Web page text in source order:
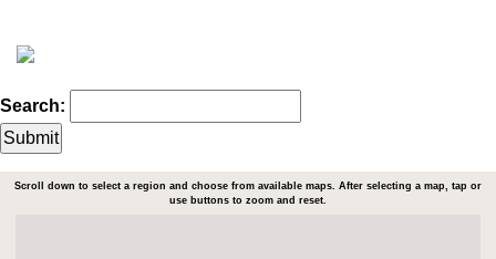
Search:
Scroll down to select a region and choose from available maps. After selecting a map, tap or
use buttons to zoom and reset.